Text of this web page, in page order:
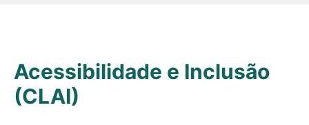
Acessibilidade e Inclusão
(CLAI)